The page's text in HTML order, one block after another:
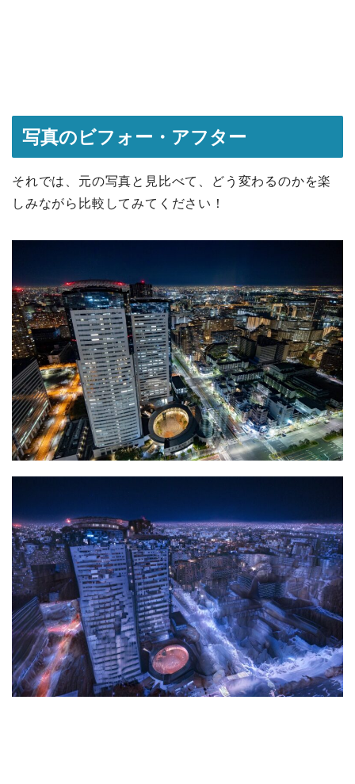
写真のビフォー・アフター
それでは、元の写真と見比べて、どう変わるのかを楽
しみながら比較してみてください！